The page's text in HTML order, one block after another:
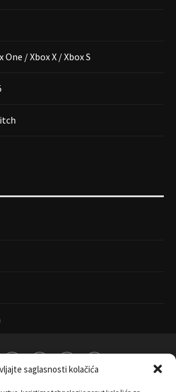
saglasnosti kolačića
One / Xbox X / Xbox S